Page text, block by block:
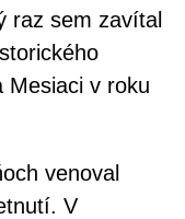
raz sem zavítal
Mesiaci v roku
venoval
V